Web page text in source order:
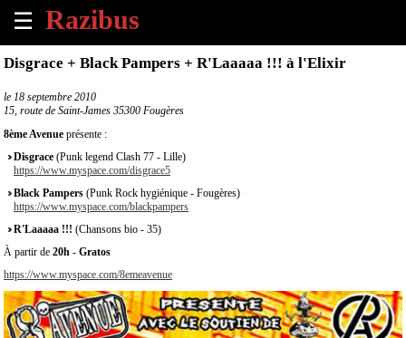
☰
×
Tous
évènements
à
venir
un
évènement
Contact
Disgrace + Black Pampers + R'Laaaaa !!! à l'Elixir
le 18 septembre 2010
15, route de Saint-James 35300 Fougères
8ème Avenue présente :
Disgrace (Punk legend Clash 77 - Lille)
https://www.myspace.com/disgrace5
Black Pampers (Punk Rock hygiénique - Fougères)
https://www.myspace.com/blackpampers
R'Laaaaa !!! (Chansons bio - 35)
À partir de 20h - Gratos
https://www.myspace.com/8emeavenue